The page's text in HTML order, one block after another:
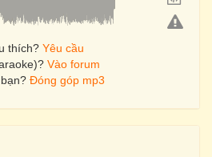
thích? Yêu cầu
Vào forum
Đóng góp mp3